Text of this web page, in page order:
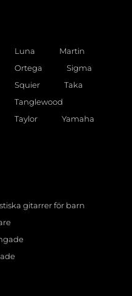
Luna
Martin
Ortega
Sigma
Squier
Taka
Tanglewood
Taylor
Yamaha
gitarrer för barn